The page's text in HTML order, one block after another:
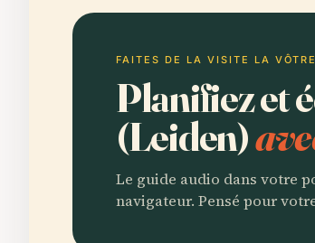
FAITES DE LA VISITE LA VÔTRE
Planifiez et
(Leiden)
Le guide audio dans votre
navigateur. Pensé pour